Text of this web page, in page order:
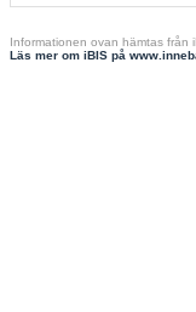
Informationen ovan hämtas från
Läs mer om iBIS på